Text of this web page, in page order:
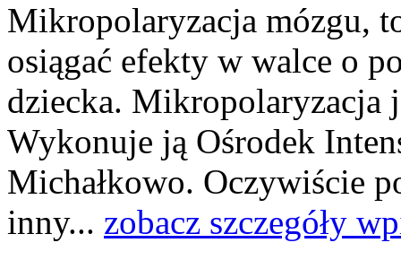
Mikropolaryzacja mózgu,
osiągać efekty w walce o
dziecka. Mikropolaryzacja
Wykonuje ją Ośrodek
Michałkowo. Oczywiście
inny... zobacz szczegóły